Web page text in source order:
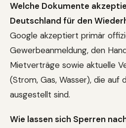
Welche Dokumente
Deutschland für den
Google akzeptiert primär
Gewerbeanmeldung, den
Mietverträge sowie aktuelle
(Strom, Gas, Wasser), die auf
ausgestellt sind.
Wie lassen sich Sperren